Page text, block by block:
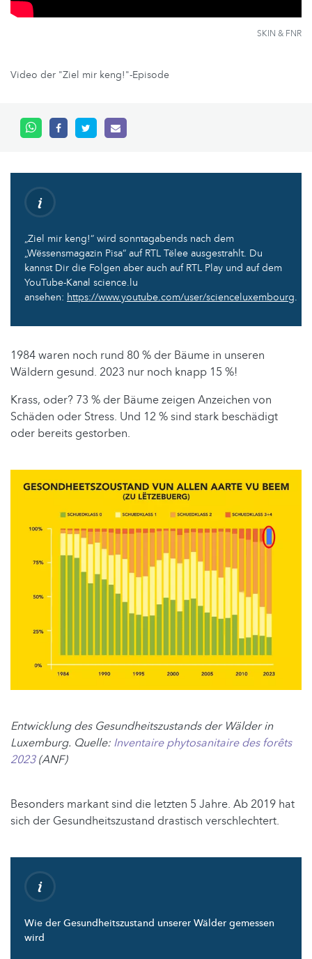
SKIN & FNR
Video der "Ziel mir keng!"-Episode
„Ziel mir keng!“ wird sonntagabends nach dem
„Wëssensmagazin Pisa“ auf RTL Tëlee ausgestrahlt. Du
kannst Dir die Folgen aber auch auf RTL Play und auf dem
YouTube-Kanal science.lu
ansehen: https://www.youtube.com/user/scienceluxembourg.
1984 waren noch rund 80 % der Bäume in unseren
Wäldern gesund. 2023 nur noch knapp 15 %!
Krass, oder? 73 % der Bäume zeigen Anzeichen von
Schäden oder Stress. Und 12 % sind stark beschädigt
oder bereits gestorben.
Entwicklung des Gesundheitszustands der Wälder in
Luxemburg. Quelle: Inventaire phytosanitaire des forêts
2023(ANF)
Besonders markant sind die letzten 5 Jahre. Ab 2019 hat
sich der Gesundheitszustand drastisch verschlechtert.
Wie der Gesundheitszustand unserer Wälder gemessen
wird